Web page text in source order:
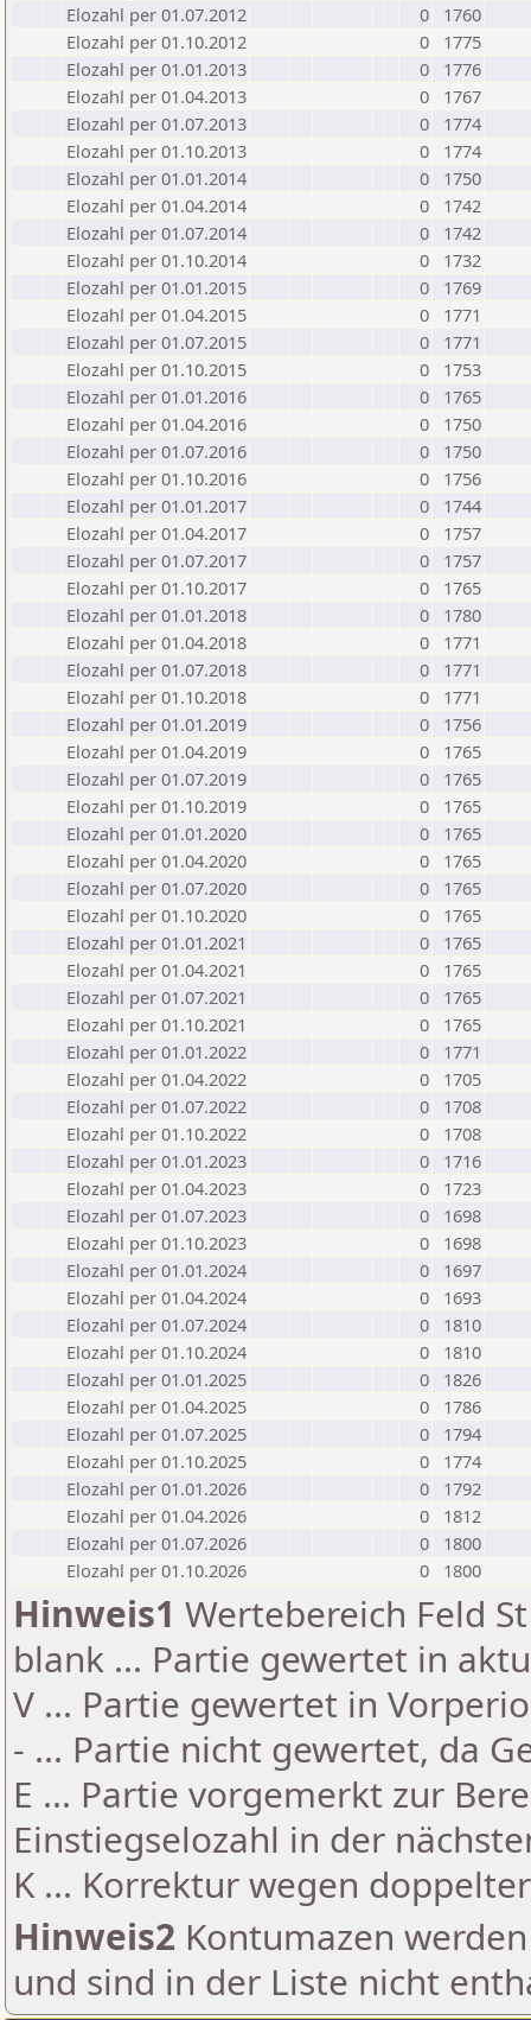
Elozahl per 01.07.2012
0
1760
Elozahl per 01.10.2012
0
1775
Elozahl per 01.01.2013
0
1776
Elozahl per 01.04.2013
0
1767
Elozahl per 01.07.2013
0
1774
Elozahl per 01.10.2013
0
1774
Elozahl per 01.01.2014
0
1750
Elozahl per 01.04.2014
0
1742
Elozahl per 01.07.2014
0
1742
Elozahl per 01.10.2014
0
1732
Elozahl per 01.01.2015
0
1769
Elozahl per 01.04.2015
0
1771
Elozahl per 01.07.2015
0
1771
Elozahl per 01.10.2015
0
1753
Elozahl per 01.01.2016
0
1765
Elozahl per 01.04.2016
0
1750
Elozahl per 01.07.2016
0
1750
Elozahl per 01.10.2016
0
1756
Elozahl per 01.01.2017
0
1744
Elozahl per 01.04.2017
0
1757
Elozahl per 01.07.2017
0
1757
Elozahl per 01.10.2017
0
1765
Elozahl per 01.01.2018
0
1780
Elozahl per 01.04.2018
0
1771
Elozahl per 01.07.2018
0
1771
Elozahl per 01.10.2018
0
1771
Elozahl per 01.01.2019
0
1756
Elozahl per 01.04.2019
0
1765
Elozahl per 01.07.2019
0
1765
Elozahl per 01.10.2019
0
1765
Elozahl per 01.01.2020
0
1765
Elozahl per 01.04.2020
0
1765
Elozahl per 01.07.2020
0
1765
Elozahl per 01.10.2020
0
1765
Elozahl per 01.01.2021
0
1765
Elozahl per 01.04.2021
0
1765
Elozahl per 01.07.2021
0
1765
Elozahl per 01.10.2021
0
1765
Elozahl per 01.01.2022
0
1771
Elozahl per 01.04.2022
0
1705
Elozahl per 01.07.2022
0
1708
Elozahl per 01.10.2022
0
1708
Elozahl per 01.01.2023
0
1716
Elozahl per 01.04.2023
0
1723
Elozahl per 01.07.2023
0
1698
Elozahl per 01.10.2023
0
1698
Elozahl per 01.01.2024
0
1697
Elozahl per 01.04.2024
0
1693
Elozahl per 01.07.2024
0
1810
Elozahl per 01.10.2024
0
1810
Elozahl per 01.01.2025
0
1826
Elozahl per 01.04.2025
0
1786
Elozahl per 01.07.2025
0
1794
Elozahl per 01.10.2025
0
1774
Elozahl per 01.01.2026
0
1792
Elozahl per 01.04.2026
0
1812
Elozahl per 01.07.2026
0
1800
Elozahl per 01.10.2026
0 1800
Hinweis1 Wertebereich Feld
blank ... Partie gewertet in
V ... Partie gewertet in
- ... Partie nicht gewertet, da
E ... Partie vorgemerkt zur
Einstiegselozahl in der
K ... Korrektur wegen
Hinweis2 Kontumazen
und sind in der Liste nicht